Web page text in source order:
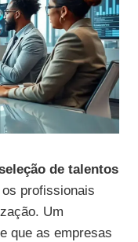
de talentos
profissionais
Um
que as empresas